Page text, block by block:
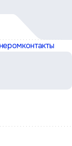
контакты